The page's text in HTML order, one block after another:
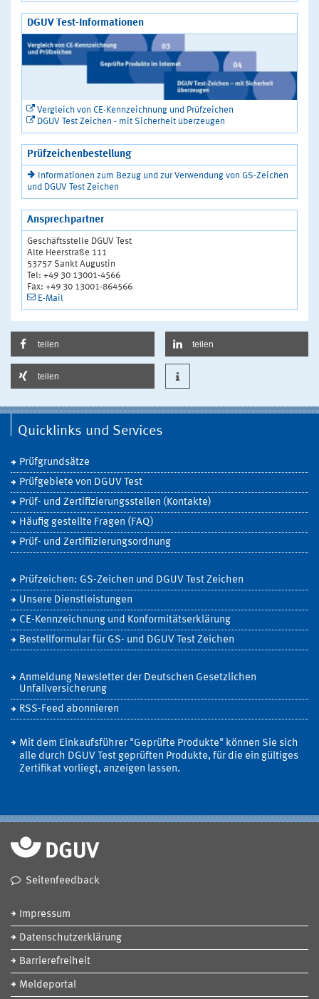
DGUV Test-Informationen
Vergleich von CE-Kennzeichnung und Prüfzeichen
DGUV Test Zeichen - mit Sicherheit überzeugen
Prüfzeichenbestellung
Informationen zum Bezug und zur Verwendung von GS-Zeichen
und DGUV Test Zeichen
Ansprechpartner
Geschäftsstelle DGUV Test
Alte Heerstraße 111
53757 Sankt Augustin
Tel: +49 30 13001-4566
Fax: +49 30 13001-864566
E-Mail
teilen teilen
teilen
Quicklinks und Services
Prüfgrundsätze
Prüfgebiete von DGUV Test
Prüf- und Zertifizierungsstellen (Kontakte)
Häufig gestellte Fragen (FAQ)
Prüf- und Zertifiizierungsordnung
Prüfzeichen: GS-Zeichen und DGUV Test Zeichen
Unsere Dienstleistungen
CE-Kennzeichnung und Konformitätserklärung
Bestellformular für GS- und DGUV Test Zeichen
Anmeldung Newsletter der Deutschen Gesetzlichen
Unfallversicherung
RSS-Feed abonnieren
Mit dem Einkaufsführer "Geprüfte Produkte" können Sie sich
alle durch DGUV Test geprüften Produkte, für die ein gültiges
Zertifikat vorliegt, anzeigen lassen.
Seitenfeedback
Impressum
Datenschutzerklärung
Barrierefreiheit
Meldeportal